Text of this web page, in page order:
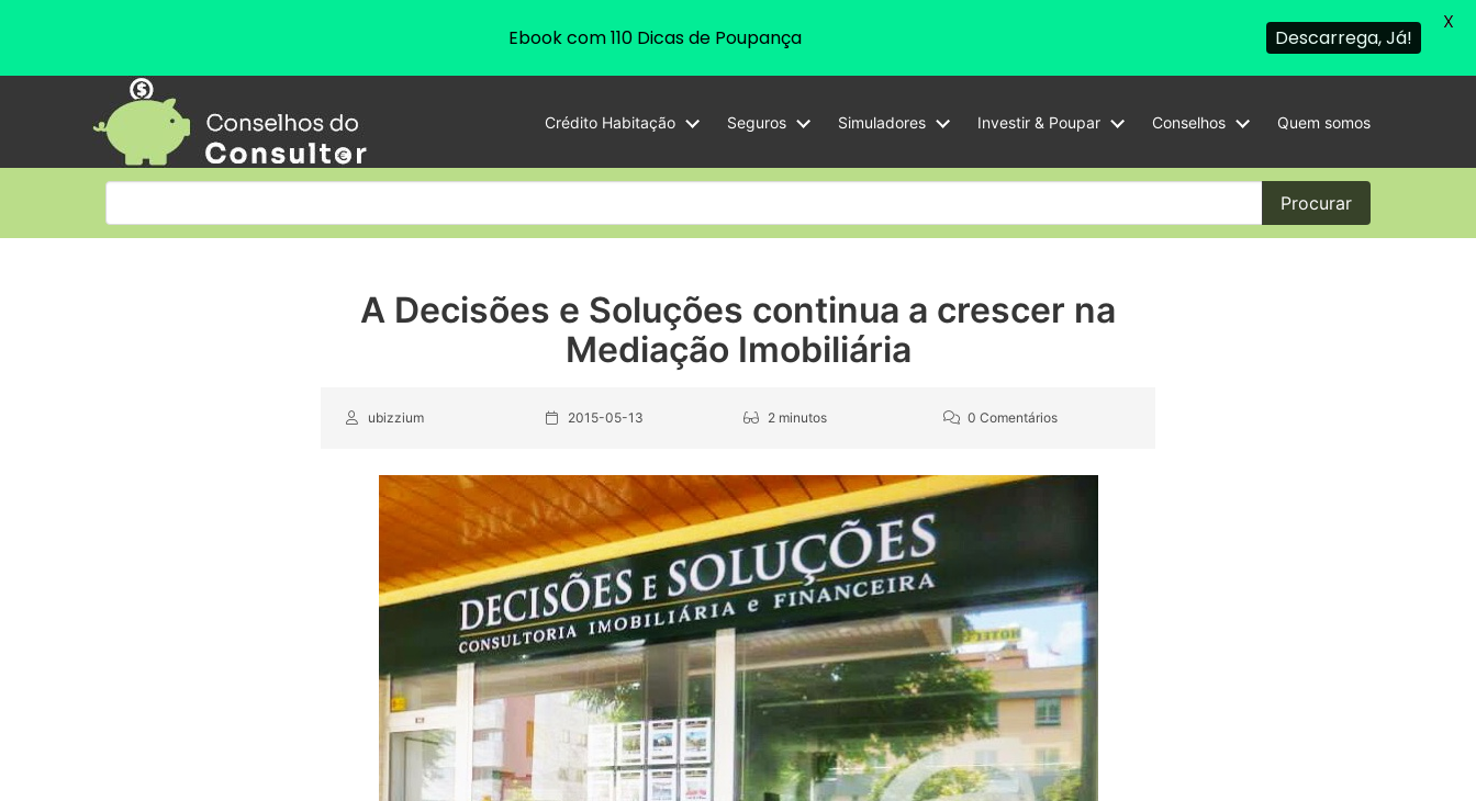
Crédito Habitação Seguros Simuladores Investir & Poupar Conselhos Quem somos
Procurar
A Decisões e Soluções continua a crescer na
Mediação Imobiliária
ubizzium 2015-05-13 2 minutos 0 Comentários
Ebook com 110 Dicas de Poupança Descarrega, Já!
X